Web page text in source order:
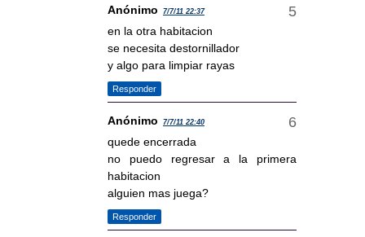
Anónimo 7/7/11 22:37
en la otra habitacion
se necesita destornillador
y algo para limpiar rayas
Responder
Anónimo 7/7/11 22:40
quede encerrada
no puedo regresar a la primera
habitacion
alguien mas juega?
Responder